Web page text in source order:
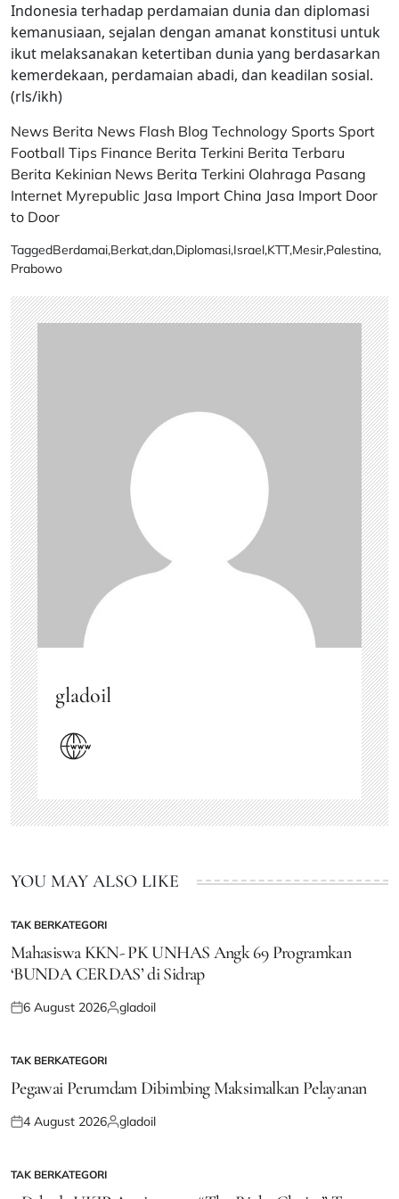
Indonesia terhadap perdamaian dunia dan diplomasi
kemanusiaan, sejalan dengan amanat konstitusi untuk
ikut melaksanakan ketertiban dunia yang berdasarkan
kemerdekaan, perdamaian abadi, dan keadilan sosial.
(rls/ikh)
News Berita News Flash Blog Technology Sports Sport
Football Tips Finance Berita Terkini Berita Terbaru
Berita Kekinian News Berita Terkini Olahraga Pasang
Internet Myrepublic Jasa Import China Jasa Import Door
to Door
TaggedBerdamai,Berkat,dan,Diplomasi,Israel,KTT,Mesir,Palestina,
Prabowo
gladoil
YOU MAY ALSO LIKE
POSTED
IN
TAK BERKATEGORI
Mahasiswa KKN- PK UNHAS Angk 69 Programkan
‘BUNDA CERDAS’ di Sidrap
Posted
6 August 2026Posted
gladoil
POSTED
IN
TAK BERKATEGORI
Pegawai Perumdam Dibimbing Maksimalkan Pelayanan
Posted
4 August 2026Posted
gladoil
POSTED
TAK BERKATEGORI